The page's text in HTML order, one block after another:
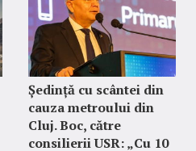
Ședință cu scântei din
cauza metroului din
Cluj. Boc, către
consilierii USR: „Cu 10